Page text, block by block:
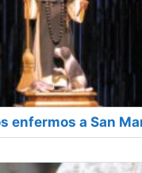
enfermos a San